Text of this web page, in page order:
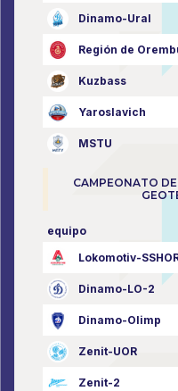
Dinamo-Ural
Región de
Kuzbass
Yaroslavich
MSTU
CAMPEONATO
equipo
Lokomotiv-
Dinamo-LO-2
Dinamo-Olimp
Zenit-UOR
Zenit-2